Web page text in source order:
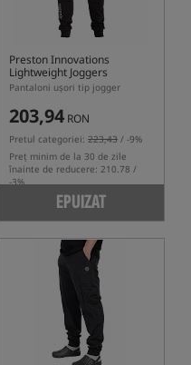
Preston Innovations
Lightweight Joggers
Pantaloni ușori tip jogger
203,94 RON
Pretul categoriei: 223,43 / -9%
Preț minim de la 30 de zile
înainte de reducere: 210.78 /
-3%
EPUIZAT